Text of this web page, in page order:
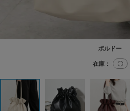
ボルドー
在庫： 〇